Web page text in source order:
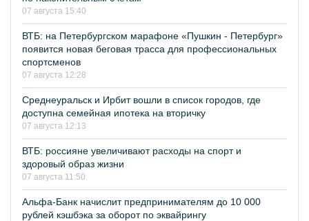
07 августа 15:40
ВТБ: на Петербургском марафоне «Пушкин - Петербург»
появится новая беговая трасса для профессиональных
спортсменов
07 августа 12:28
Среднеуральск и Ирбит вошли в список городов, где
доступна семейная ипотека на вторичку
07 августа 12:13
ВТБ: россияне увеличивают расходы на спорт и
здоровый образ жизни
07 августа 11:50
Альфа-Банк начислит предпринимателям до 10 000
рублей кэшбэка за оборот по эквайрингу